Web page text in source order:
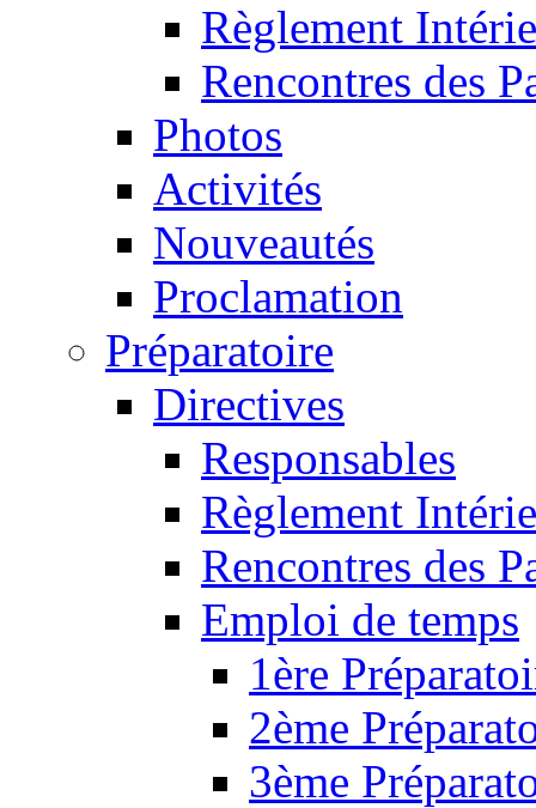
Règlement
Rencontres des
Photos
Activités
Nouveautés
Proclamation
Préparatoire
Directives
Responsables
Règlement
Rencontres des
Emploi de temps
1ère
2ème
3ème